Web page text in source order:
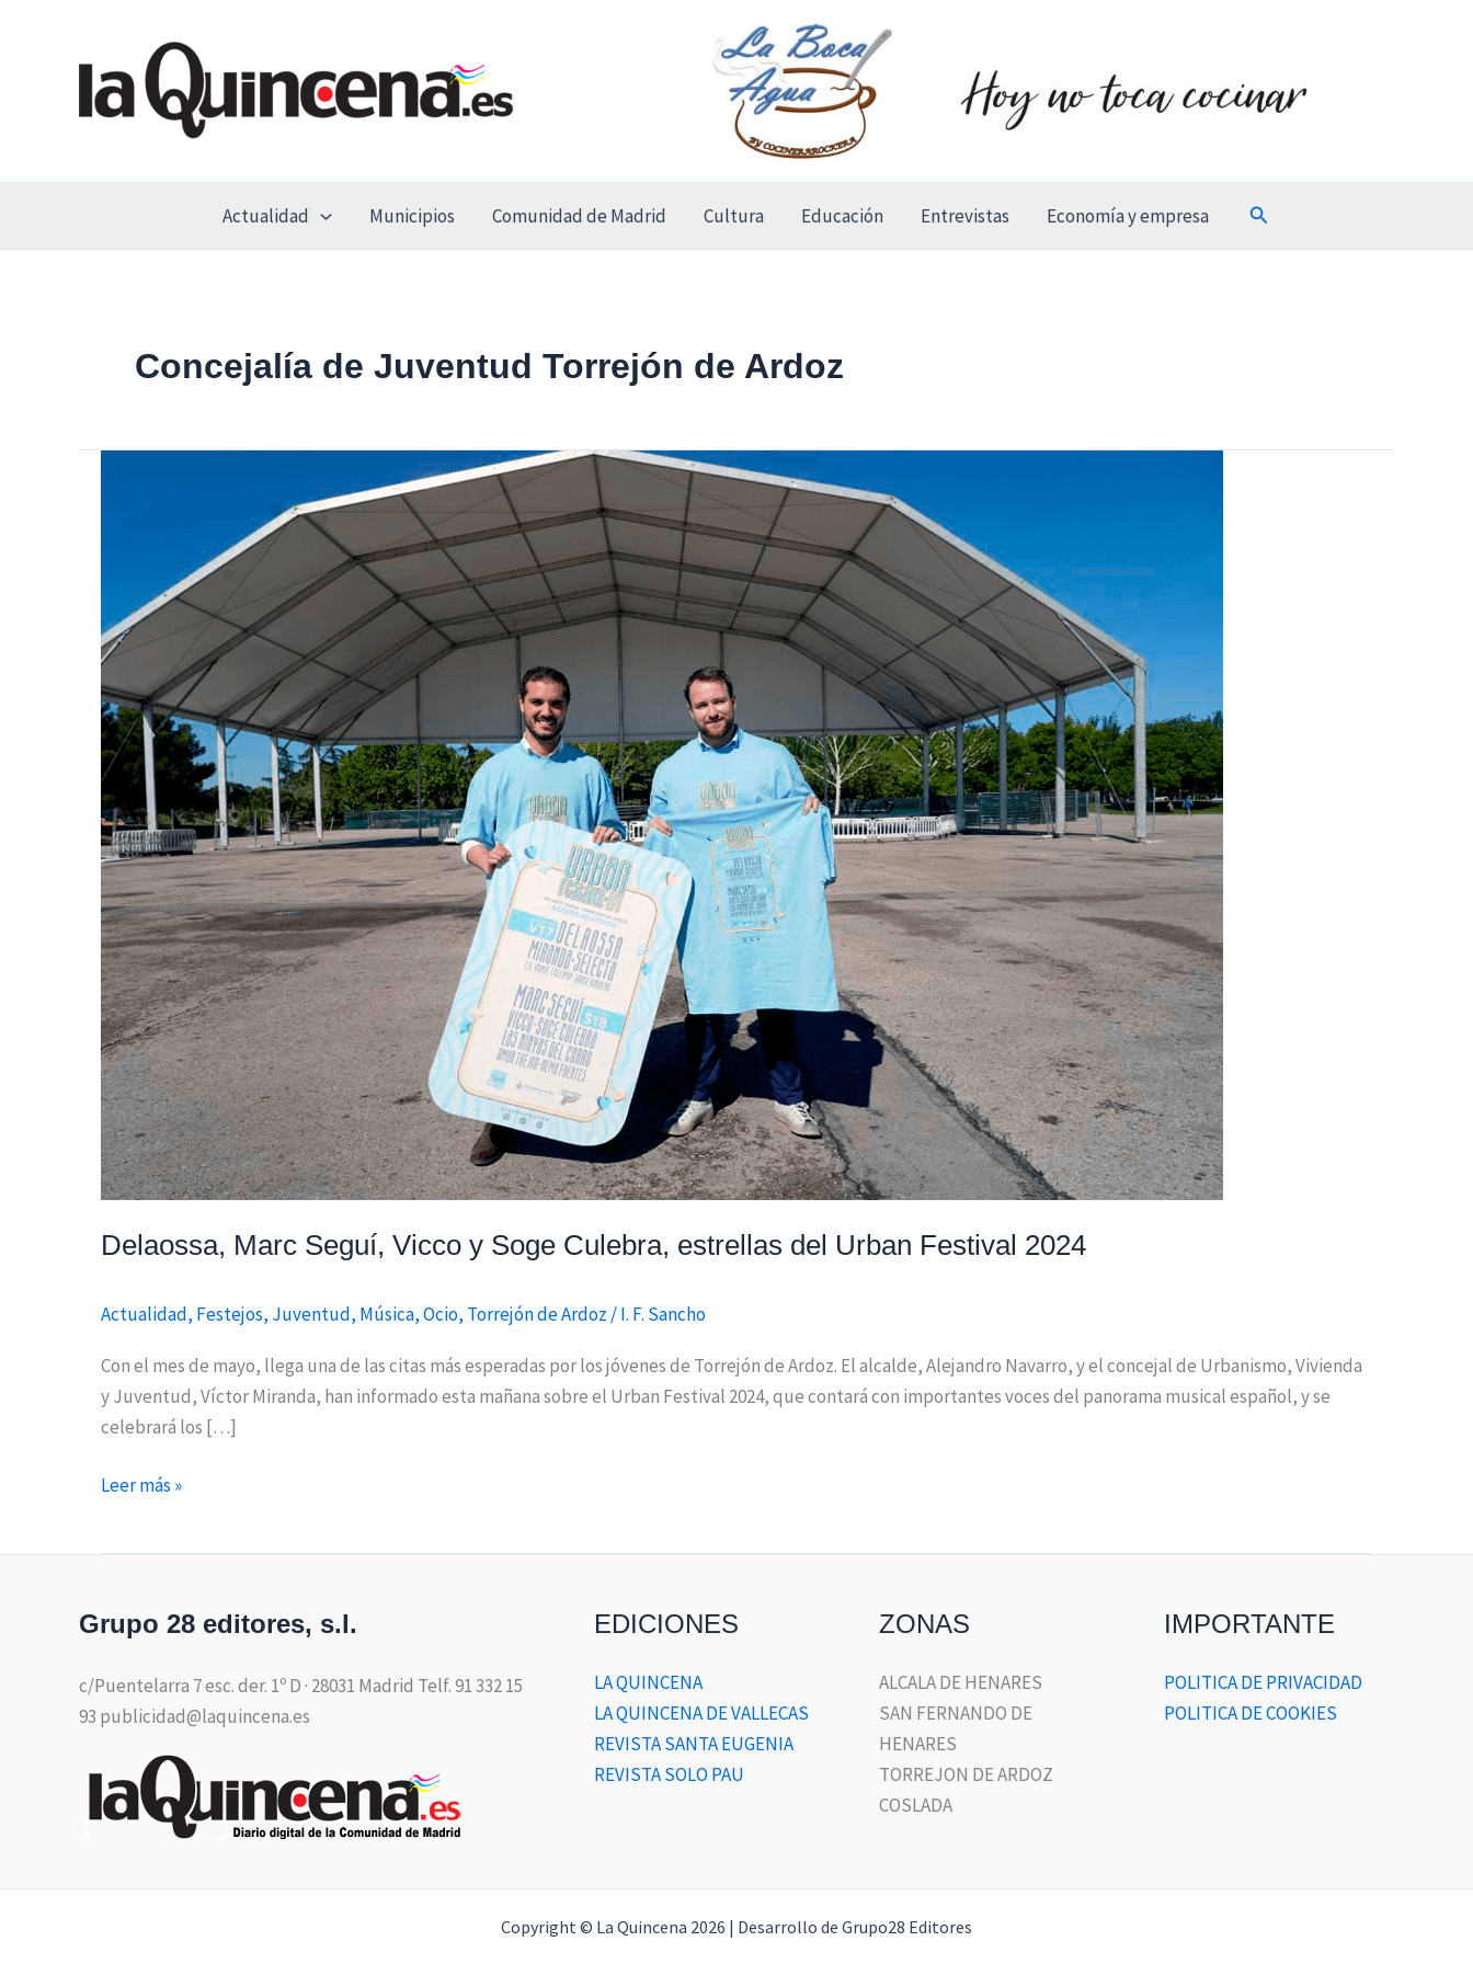
Actualidad Municipios Comunidad de Madrid Cultura Educación Entrevistas Economía y empresa Buscar
Concejalía de Juventud Torrejón de Ardoz
Delaossa, Marc Seguí, Vicco y Soge Culebra, estrellas del Urban Festival 2024
Actualidad, Festejos, Juventud, Música,Ocio, Torrejón de Ardoz /I. F. Sancho
Con el mes de mayo, llega una de las citas más esperadas por los jóvenes de Torrejón de Ardoz. El alcalde, Alejandro Navarro, y el concejal de Urbanismo, Vivienda
y Juventud, Víctor Miranda, han informado esta mañana sobre el Urban Festival 2024, que contará con importantes voces del panorama musical español, y se
celebrará los […]
Delaossa,
Soge
Culebra,
estrellas
del
Urban
Festival
2024
Leer más »
Grupo 28 editores, s.l.
c/Puentelarra 7 esc. der. 1º D · 28031 Madrid Telf. 91 332 15
93 publicidad@laquincena.es
EDICIONES
LA QUINCENA
LA QUINCENA DE VALLECAS
REVISTA SANTA EUGENIA
REVISTA SOLO PAU
ZONAS
ALCALA DE HENARES
SAN FERNANDO DE
HENARES
TORREJON DE ARDOZ
COSLADA
IMPORTANTE
POLITICA DE PRIVACIDAD
POLITICA DE COOKIES
Copyright © La Quincena 2026 | Desarrollo de Grupo28 Editores